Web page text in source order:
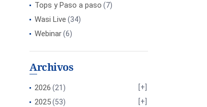
Tops y Paso a paso (7)
Wasi Live (34)
Webinar(6)
Archivos
2026 (21)
2025(53)